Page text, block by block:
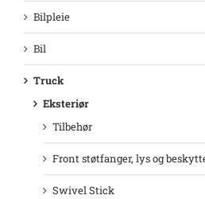
Bilpleie
Bil
Truck
Eksteriør
Tilbehør
Front støtfanger, lys og
Swivel Stick